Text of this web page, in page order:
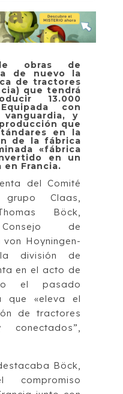
obras de
de nuevo la
de tractores
que tendrá
13.000
con
y
que
en la
de la fábrica
«fábrica
en un
Francia.
del Comité
Claas,
Böck,
de
Hoyningen-
división de
en el acto de
el pasado
que «eleva el
de tractores
Böck,
compromiso